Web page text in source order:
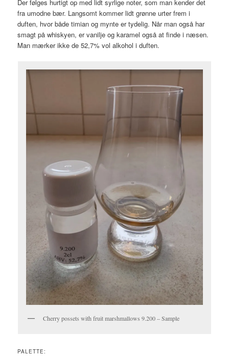
Der følges hurtigt op med lidt syrlige noter, som man kender det
fra umodne bær. Langsomt kommer lidt grønne urter frem i
duften, hvor både timian og mynte er tydelig. Når man også har
smagt på whiskyen, er vanilje og karamel også at finde i næsen.
Man mærker ikke de 52,7% vol alkohol i duften.
Cherry possets with fruit marshmallows 9.200 – Sample
PALETTE: